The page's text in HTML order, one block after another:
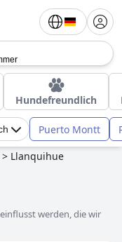
Hundefreundlich
Puerto Montt
> Llanquihue
werden, die wir